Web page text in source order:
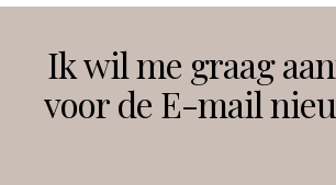
Instagram
Ik wil me graag
voor de E-mail